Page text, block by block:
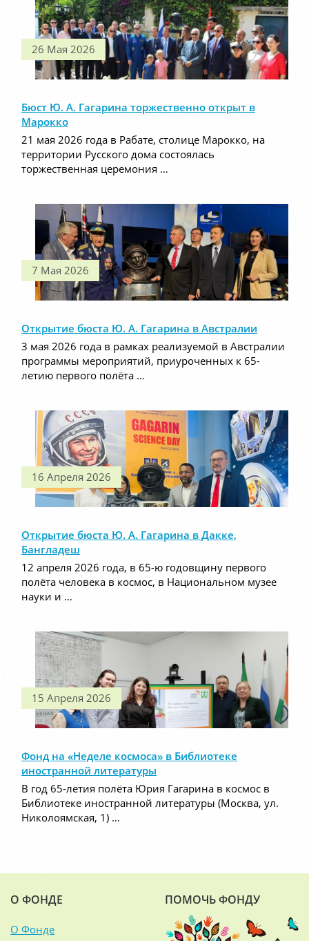
26 Мая 2026
Бюст Ю. А. Гагарина торжественно открыт в
Марокко
21 мая 2026 года в Рабате, столице Марокко, на
территории Русского дома состоялась
торжественная церемония …
7 Мая 2026
Открытие бюста Ю. А. Гагарина в Австралии
3 мая 2026 года в рамках реализуемой в Австралии
программы мероприятий, приуроченных к 65-
летию первого полёта …
16 Апреля 2026
Открытие бюста Ю. А. Гагарина в Дакке,
Бангладеш
12 апреля 2026 года, в 65-ю годовщину первого
полёта человека в космос, в Национальном музее
науки и …
15 Апреля 2026
Фонд на «Неделе космоса» в Библиотеке
иностранной литературы
В год 65-летия полёта Юрия Гагарина в космос в
Библиотеке иностранной литературы (Москва, ул.
Николоямская, 1) …
О ФОНДЕ
О Фонде
ПОМОЧЬ ФОНДУ